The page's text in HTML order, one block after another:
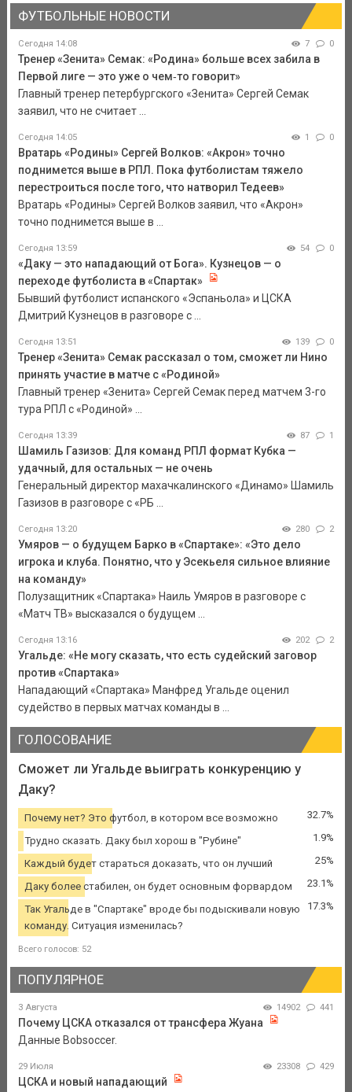
ФУТБОЛЬНЫЕ НОВОСТИ
Сегодня 14:08 7 0
Тренер «Зенита» Семак: «Родина» больше всех забила в
Первой лиге — это уже о чем‑то говорит»
Главный тренер петербургского «Зенита» Сергей Семак
заявил, что не считает ...
Сегодня 14:05 1 0
Вратарь «Родины» Сергей Волков: «Акрон» точно
поднимется выше в РПЛ. Пока футболистам тяжело
перестроиться после того, что натворил Тедеев»
Вратарь «Родины» Сергей Волков заявил, что «Акрон»
точно поднимется выше в ...
Сегодня 13:59 54 0
«Даку — это нападающий от Бога». Кузнецов — о
переходе футболиста в «Спартак»
Бывший футболист испанского «Эспаньола» и ЦСКА
Дмитрий Кузнецов в разговоре с ...
Сегодня 13:51 139 0
Тренер «Зенита» Семак рассказал о том, сможет ли Нино
принять участие в матче с «Родиной»
Главный тренер «Зенита» Сергей Семак перед матчем 3-го
тура РПЛ с «Родиной» ...
Сегодня 13:39 87 1
Шамиль Газизов: Для команд РПЛ формат Кубка —
удачный, для остальных — не очень
Генеральный директор махачкалинского «Динамо» Шамиль
Газизов в разговоре с «РБ ...
Сегодня 13:20 280 2
Умяров — о будущем Барко в «Спартаке»: «Это дело
игрока и клуба. Понятно, что у Эсекьеля сильное влияние
на команду»
Полузащитник «Спартака» Наиль Умяров в разговоре с
«Матч ТВ» высказался о будущем ...
Сегодня 13:16 202 2
Угальде: «Не могу сказать, что есть судейский заговор
против «Спартака»
Нападающий «Спартака» Манфред Угальде оценил
судейство в первых матчах команды в ...
ГОЛОСОВАНИЕ
Сможет ли Угальде выиграть конкуренцию у
Даку?
Почему нет? Это футбол, в котором все возможно 32.7%
Трудно сказать. Даку был хорош в "Рубине" 1.9%
Каждый будет стараться доказать, что он лучший 25%
Даку более стабилен, он будет основным форвардом 23.1%
Так Угальде в "Спартаке" вроде бы подыскивали новую
команду. Ситуация изменилась?
17.3%
Всего голосов: 52
ПОПУЛЯРНОЕ
3 Августа 14902 441
Почему ЦСКА отказался от трансфера Жуана
Данные Bobsoccer.
29 Июля 23308 429
ЦСКА и новый нападающий